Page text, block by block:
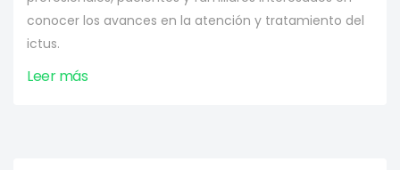
conocer los avances en la atención y tratamiento del
ictus.
Leer más